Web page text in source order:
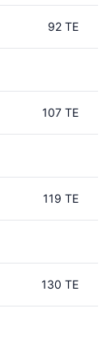
92 TE
107 TE
119 TE
130 TE